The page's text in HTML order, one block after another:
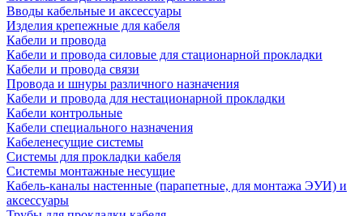
Вводы кабельные и аксессуары
Изделия крепежные для кабеля
Кабели и провода
Кабели и провода силовые для стационарной прокладки
Кабели и провода связи
Провода и шнуры различного назначения
Кабели и провода для нестационарной прокладки
Кабели контрольные
Кабели специального назначения
Кабеленесущие системы
Системы для прокладки кабеля
Системы монтажные несущие
Кабель-каналы настенные (парапетные, для монтажа ЭУИ) и
аксессуары